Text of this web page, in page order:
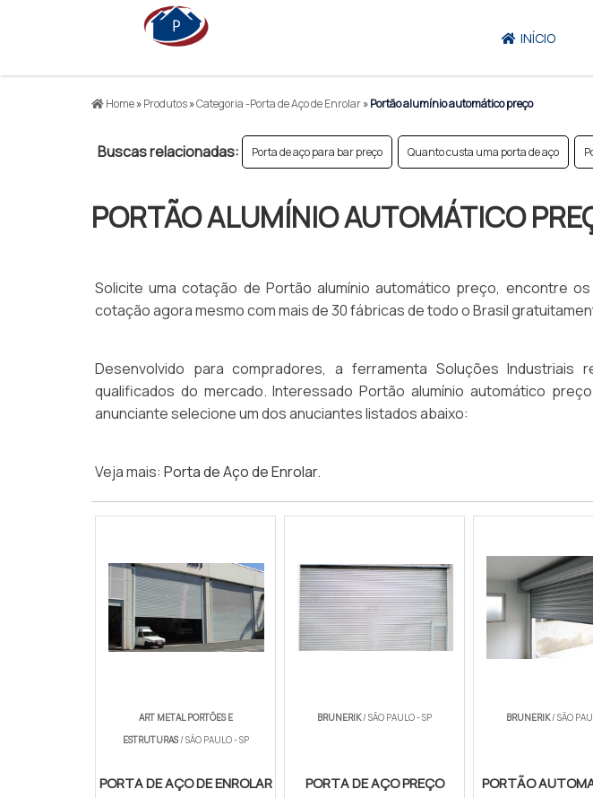
INÍCIO
Home»Produtos»Categoria -Porta de Aço de Enrolar»Portão alumínio automático preço
Buscas relacionadas: Porta de aço para bar preço Quanto custa uma porta de aço
PORTÃO ALUMÍNIO AUTOMÁTICO
Solicite uma cotação de Portão alumínio automático preço, encontre
cotação agora mesmo com mais de 30 fábricas de todo o Brasil
Desenvolvido para compradores, a ferramenta Soluções Industriais
qualificados do mercado. Interessado Portão alumínio automático
anunciante selecione um dos anuciantes listados abaixo:
Veja mais: Porta de Aço de Enrolar.
ART METAL PORTÕES E
ESTRUTURAS/ SÃO PAULO - SP
PORTA DE AÇO DE ENROLAR
BRUNERIK/ SÃO PAULO - SP
PORTA DE AÇO PREÇO
BRUNERIK/ SÃO
PORTÃO